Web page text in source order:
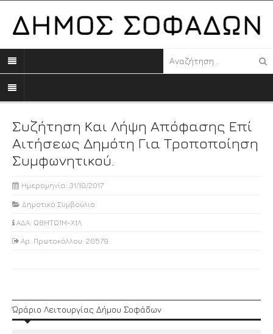
Συζήτηση Και Λήψη Απόφασης Επί
Αιτήσεως Δημότη Για Τροποποίηση
Συμφωνητικού.
Ημερομηνία: 31/10/2017
Δημοτικό Συμβούλιο
ΑΔΑ: Ω8ΜΤΩ1Μ-Χ1Λ
Αρ. Πρωτοκόλλου: 20579
Ώράριο Λειτουργίας Δήμου Σοφάδων